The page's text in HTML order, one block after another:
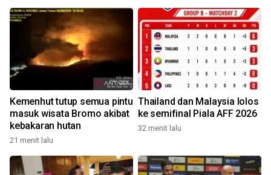
Kemenhut tutup semua pintu
masuk wisata Bromo akibat
kebakaran hutan
21 menit lalu
Thailand dan Malaysia lolos
ke semifinal Piala AFF 2026
32 menit lalu